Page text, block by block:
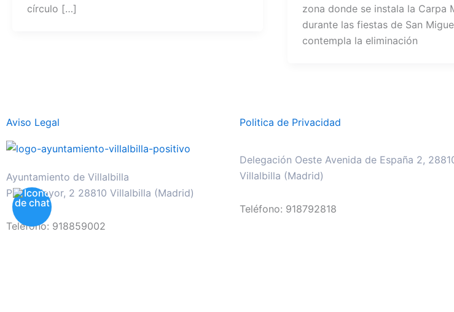
círculo […]
zona donde se instala la Carpa
durante las fiestas de San
contempla la eliminación
Aviso Legal Politica de Privacidad
Ayuntamiento de Villalbilla
Plaza Mayor, 2 28810 Villalbilla (Madrid)
Teléfono: 918859002
Delegación Oeste Avenida de España 2,
Villalbilla (Madrid)
Teléfono: 918792818